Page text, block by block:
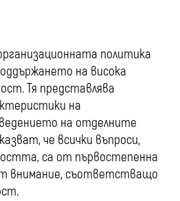
политика
на висока
Тя представлява
на
на отделните
че всички въпроси,
са от първостепенна
внимание, съответстващо